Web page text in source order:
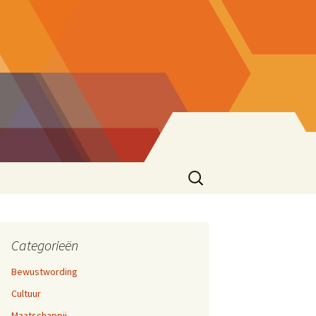
17,
Zoeken
naar:
Categorieën
Bewustwording
Cultuur